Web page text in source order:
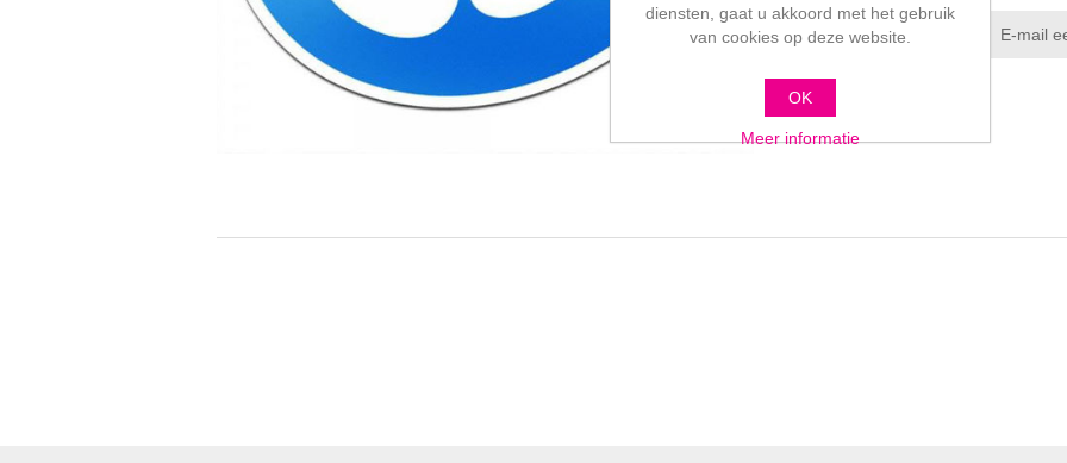
diensten, gaat u akkoord met het gebruik
van cookies op deze website.
OK
Meer informatie